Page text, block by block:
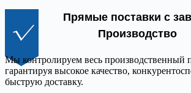
Прямые поставки с
Производство
Мы контролируем весь производственный
гарантируя высокое качество,
быструю доставку.